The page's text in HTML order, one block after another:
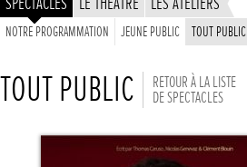
NOTRE PROGRAMMATION JEUNE PUBLIC TOUT PUBLIC
TOUT PUBLIC RETOUR À LA LISTE
DE SPECTACLES